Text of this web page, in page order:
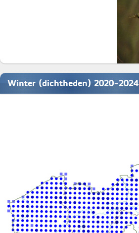
Winter (dichtheden) 2020-2024